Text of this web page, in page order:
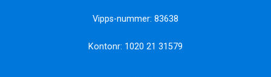
Vipps-nummer: 83638
Kontonr: 1020 21 31579